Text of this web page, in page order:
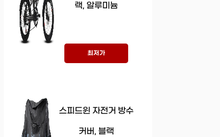
랙, 알루미늄
최저가
스피드윈 자전거 방수
커버, 블랙